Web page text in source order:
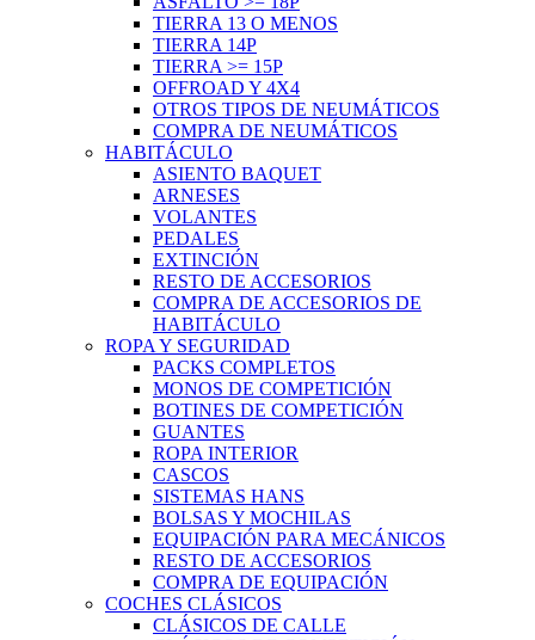
TIERRA 13 O MENOS
TIERRA 14P
TIERRA >= 15P
OFFROAD Y 4X4
OTROS TIPOS DE NEUMÁTICOS
COMPRA DE NEUMÁTICOS
HABITÁCULO
ASIENTO BAQUET
ARNESES
VOLANTES
PEDALES
EXTINCIÓN
RESTO DE ACCESORIOS
COMPRA DE ACCESORIOS DE
HABITÁCULO
ROPA Y SEGURIDAD
PACKS COMPLETOS
MONOS DE COMPETICIÓN
BOTINES DE COMPETICIÓN
GUANTES
ROPA INTERIOR
CASCOS
SISTEMAS HANS
BOLSAS Y MOCHILAS
EQUIPACIÓN PARA MECÁNICOS
RESTO DE ACCESORIOS
COMPRA DE EQUIPACIÓN
COCHES CLÁSICOS
CLÁSICOS DE CALLE